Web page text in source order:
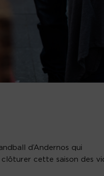
d’Andernos qui
cette saison des